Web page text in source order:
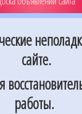
сайте.
работы.